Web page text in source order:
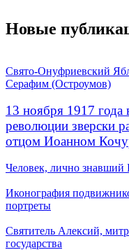
Новые
Свято-Онуфриевский
Серафим (Остроумов)
13 ноября 1917
революции зверски
отцом Иоанном
Человек, лично знавший
Иконография
портреты
Святитель Алексий,
государства